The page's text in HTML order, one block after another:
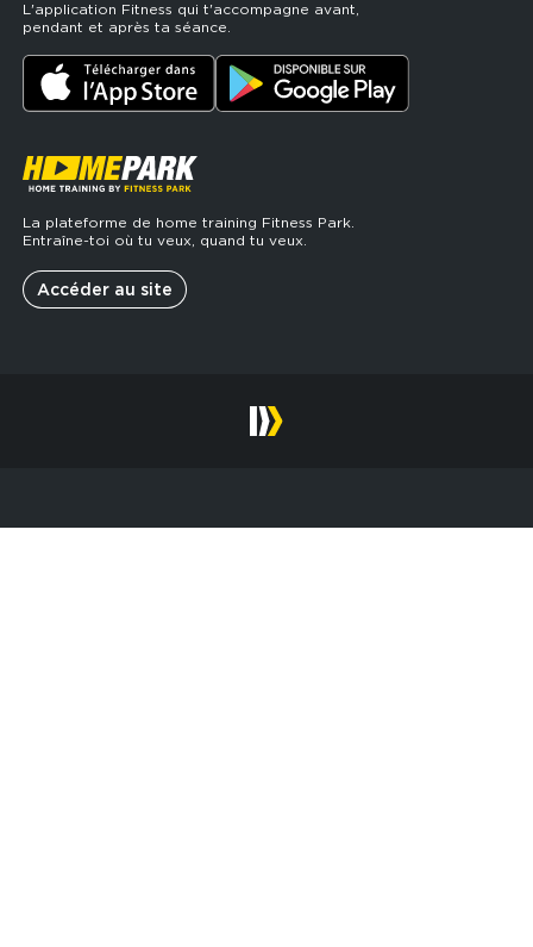
L'application Fitness qui t'accompagne avant,
pendant et après ta séance.
La plateforme de home training Fitness Park.
Entraîne-toi où tu veux, quand tu veux.
Accéder au site